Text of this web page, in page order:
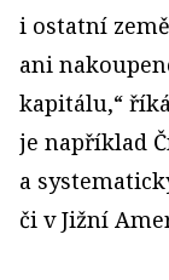
i ostatní
ani
kapitálu,“
je například
a
či v Jižní